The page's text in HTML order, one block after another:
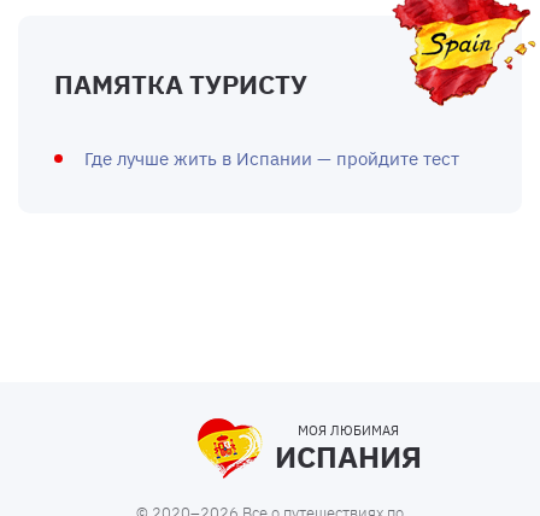
ПАМЯТКА ТУРИСТУ
Где лучше жить в Испании — пройдите тест
МОЯ ЛЮБИМАЯ
ИСПАНИЯ